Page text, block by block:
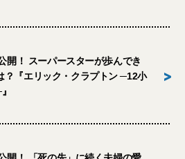
開！ スーパースターが歩んでき
？『エリック・クラプトン ─12小
>